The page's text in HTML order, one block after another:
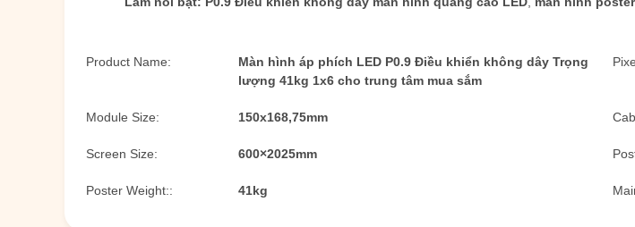
Product Name:
Màn hình áp phích LED P0.9 Điều khiển không dây Trọng
lượng 41kg 1x6 cho trung tâm mua sắm
Module Size: 150x168,75mm
Screen Size: 600×2025mm
Poster Weight:: 41kg